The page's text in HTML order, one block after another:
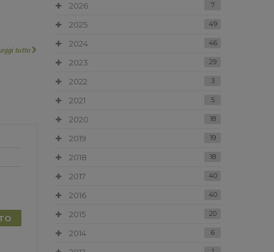
tutto
2026
7
2025 49
2024 46
2023 29
2022 3
2021 5
2020 18
2019 19
2018 18
2017 40
2016 40
2015 20
2014 6